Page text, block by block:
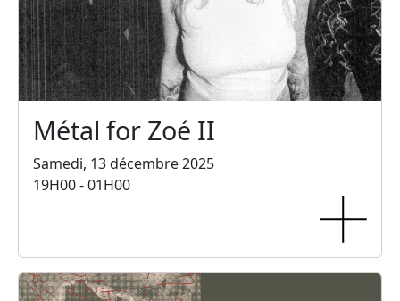
Métal for Zoé II
Samedi, 13 décembre 2025
19H00 - 01H00